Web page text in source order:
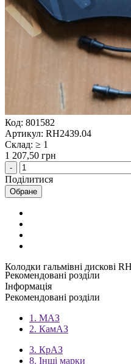
Код: 801582
Артикул: RH2439.04
Склад: ≥ 1
1 207,50 грн
Поділитися
Обране
Колодки гальмівні дискові
Рекомендовані розділи
Інформація
Рекомендовані розділи
1. МАЗ
2. КамАЗ
3. КрАЗ
8. Інші марки